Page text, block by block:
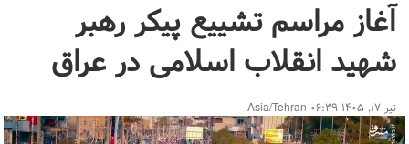
آغاز مراسم تشییع پیکر رهبر
شهید انقلاب اسلامی در عراق
تیر ۱۷, ۱۴۰۵ ۰۶:۳۹ Asia/Tehran